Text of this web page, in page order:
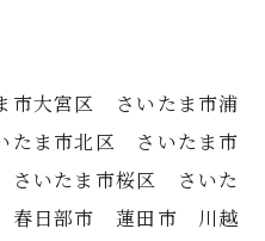
市大宮区 さいたま市浦
ま市北区 さいたま市
いたま市桜区 さいた
春日部市 蓮田市 川越